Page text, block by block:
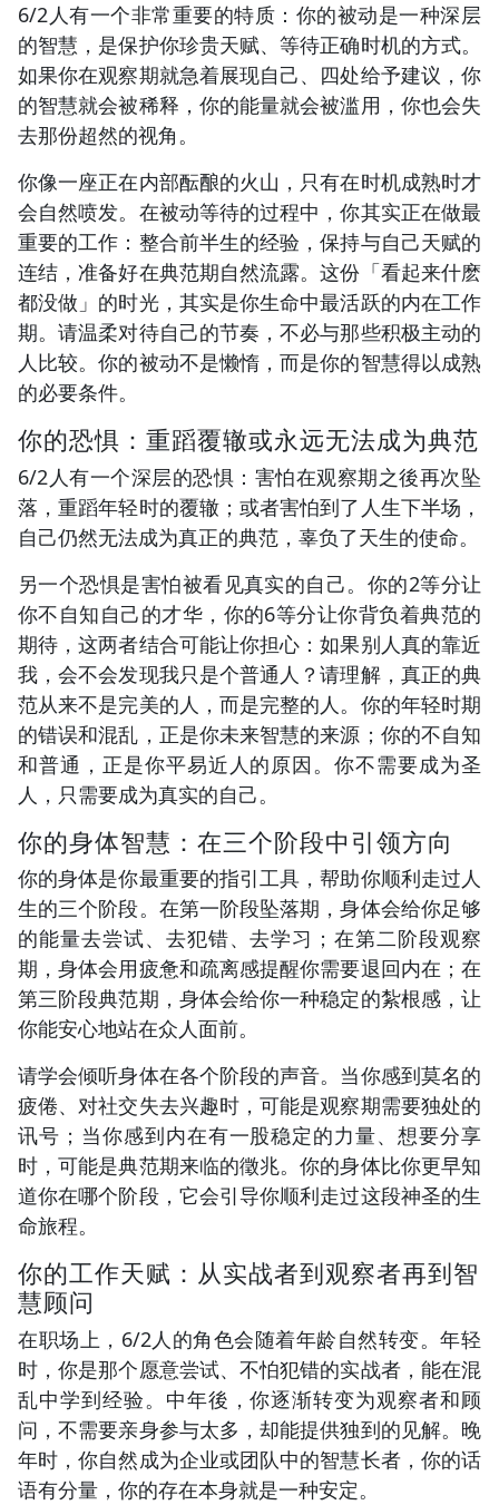
6/2人有一个非常重要的特质：你的被动是一种深层
的智慧，是保护你珍贵天赋、等待正确时机的方式。
如果你在观察期就急着展现自己、四处给予建议，你
的智慧就会被稀释，你的能量就会被滥用，你也会失
去那份超然的视角。
你像一座正在内部酝酿的火山，只有在时机成熟时才
会自然喷发。在被动等待的过程中，你其实正在做最
重要的工作：整合前半生的经验，保持与自己天赋的
连结，准备好在典范期自然流露。这份「看起来什麽
都没做」的时光，其实是你生命中最活跃的内在工作
期。请温柔对待自己的节奏，不必与那些积极主动的
人比较。你的被动不是懒惰，而是你的智慧得以成熟
的必要条件。
你的恐惧：重蹈覆辙或永远无法成为典范
6/2人有一个深层的恐惧：害怕在观察期之後再次坠
落，重蹈年轻时的覆辙；或者害怕到了人生下半场，
自己仍然无法成为真正的典范，辜负了天生的使命。
另一个恐惧是害怕被看见真实的自己。你的2等分让
你不自知自己的才华，你的6等分让你背负着典范的
期待，这两者结合可能让你担心：如果别人真的靠近
我，会不会发现我只是个普通人？请理解，真正的典
范从来不是完美的人，而是完整的人。你的年轻时期
的错误和混乱，正是你未来智慧的来源；你的不自知
和普通，正是你平易近人的原因。你不需要成为圣
人，只需要成为真实的自己。
你的身体智慧：在三个阶段中引领方向
你的身体是你最重要的指引工具，帮助你顺利走过人
生的三个阶段。在第一阶段坠落期，身体会给你足够
的能量去尝试、去犯错、去学习；在第二阶段观察
期，身体会用疲惫和疏离感提醒你需要退回内在；在
第三阶段典范期，身体会给你一种稳定的紮根感，让
你能安心地站在众人面前。
请学会倾听身体在各个阶段的声音。当你感到莫名的
疲倦、对社交失去兴趣时，可能是观察期需要独处的
讯号；当你感到内在有一股稳定的力量、想要分享
时，可能是典范期来临的徵兆。你的身体比你更早知
道你在哪个阶段，它会引导你顺利走过这段神圣的生
命旅程。
你的工作天赋：从实战者到观察者再到智
慧顾问
在职场上，6/2人的角色会随着年龄自然转变。年轻
时，你是那个愿意尝试、不怕犯错的实战者，能在混
乱中学到经验。中年後，你逐渐转变为观察者和顾
问，不需要亲身参与太多，却能提供独到的见解。晚
年时，你自然成为企业或团队中的智慧长者，你的话
语有分量，你的存在本身就是一种安定。